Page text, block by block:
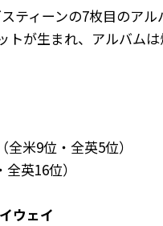
ティーンの7枚目のア
が生まれ、アルバムは
（全米9位・全英5位）
全英16位）
ウェイ